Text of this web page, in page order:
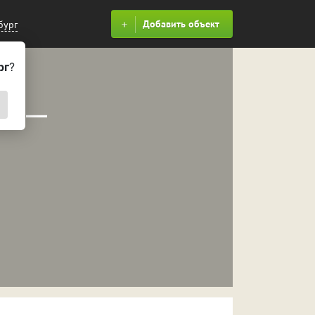
?
Добавить объект
—